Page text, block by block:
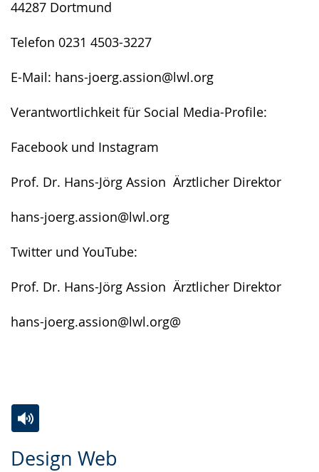
44287 Dortmund
Telefon 0231 4503-3227
E-Mail: hans-joerg.assion@lwl.org
Verantwortlichkeit für Social Media-Profile:
Facebook und Instagram
Prof. Dr. Hans-Jörg Assion Ärztlicher Direktor
hans-joerg.assion@lwl.org
Twitter und YouTube:
Prof. Dr. Hans-Jörg Assion Ärztlicher Direktor
hans-joerg.assion@lwl.org@
Design Web
Leichten
Audio-
Video